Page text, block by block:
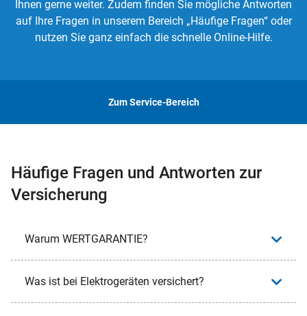
Ihnen gerne weiter. Zudem finden Sie mögliche Antworten
auf Ihre Fragen in unserem Bereich „Häufige Fragen“ oder
nutzen Sie ganz einfach die schnelle Online-Hilfe.
Zum Service-Bereich
Häufige Fragen und Antworten zur
Versicherung
Warum WERTGARANTIE?
Was ist bei Elektrogeräten versichert?